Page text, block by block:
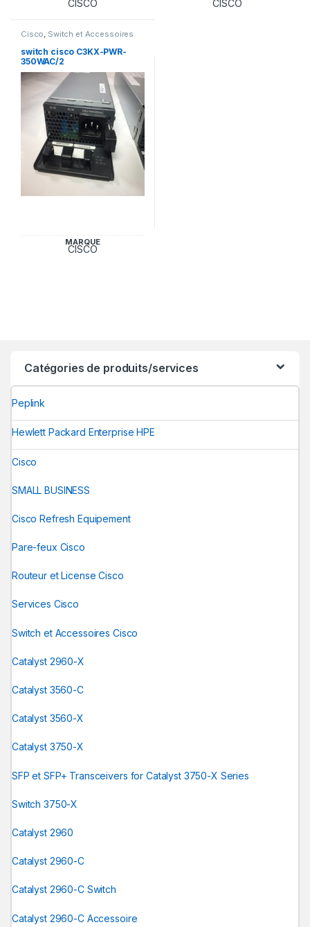
CISCO CISCO
Cisco, Switch et Accessoires
switch cisco C3KX-PWR-
350WAC/2
MARQUE
CISCO
Catégories de produits/services
Peplink
Hewlett Packard Enterprise HPE
Cisco
SMALL BUSINESS
Cisco Refresh Equipement
Pare-feux Cisco
Routeur et License Cisco
Services Cisco
Switch et Accessoires Cisco
Catalyst 2960-X
Catalyst 3560-C
Catalyst 3560-X
Catalyst 3750-X
SFP et SFP+ Transceivers for Catalyst 3750-X Series
Switch 3750-X
Catalyst 2960
Catalyst 2960-C
Catalyst 2960-C Switch
Catalyst 2960-C Accessoire